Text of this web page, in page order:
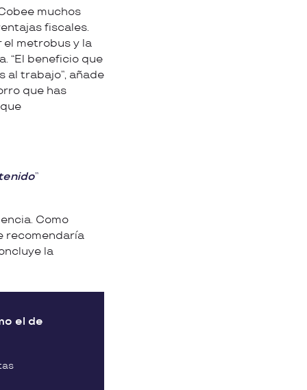
muchos
fiscales.
el metrobus y la
“El beneficio que
al trabajo”, añade
que has
Como
recomendaría
la
el de